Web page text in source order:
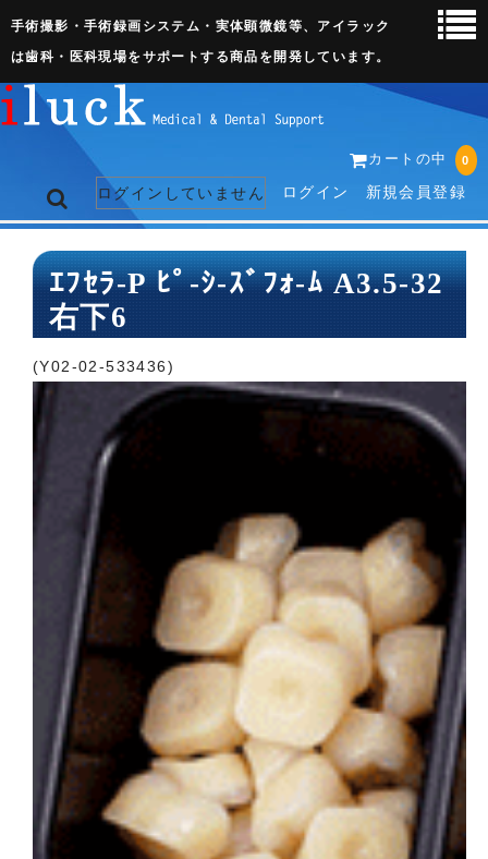
手術撮影・手術録画システム・実体顕微鏡等、アイラック
は歯科・医科現場をサポートする商品を開発しています。
カートの中 0
ログインしていません ログイン 新規会員登録
トップページ
ネット販売ページ
歯科関連機器
術野撮影キット
3D実体顕微鏡
お問い合わせ
ｴﾌｾﾗ-P ﾋﾟ-ｼ-ｽﾞﾌｫ-ﾑ A3.5-32
右下6
(Y02-02-533436)